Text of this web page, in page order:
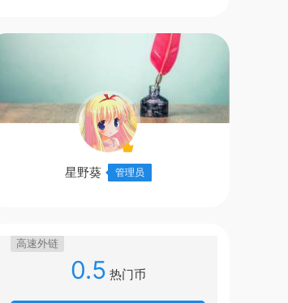
星野葵 管理员
高速外链
0.5 热门币